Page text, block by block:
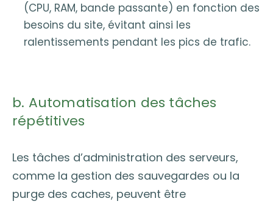
(CPU, RAM, bande passante) en fonction des
besoins du site, évitant ainsi les
ralentissements pendant les pics de trafic.
b. Automatisation des tâches
répétitives
Les tâches d’administration des serveurs,
comme la gestion des sauvegardes ou la
purge des caches, peuvent être